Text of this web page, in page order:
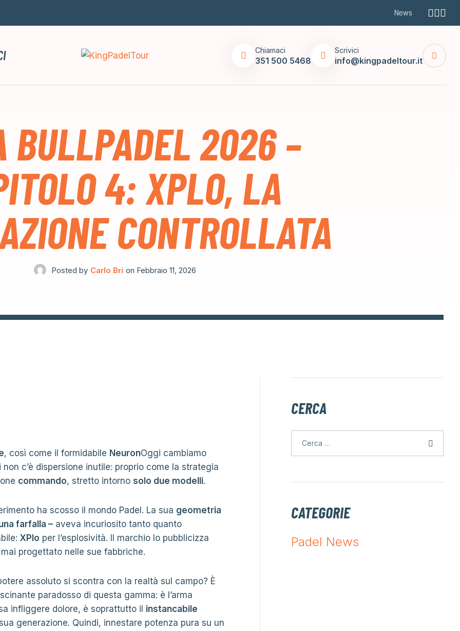
News
Chiamaci
351 500 5468
Scrivici
info@kingpadeltour.it
BULLPADEL 2026 –
4: XPLO, LA
CONTROLLATA
Posted by Carlo Bri on Febbraio 11, 2026
, così come il formidabile NeuronOggi cambiamo
non c’è dispersione inutile: proprio come la strategia
commando, stretto intorno solo due modelli.
ha scosso il mondo Padel. La sua geometria
farfalla – aveva incuriosito tanto quanto
XPlo per l’esplosività. Il marchio lo pubblicizza
progettato nelle sue fabbriche.
assoluto si scontra con la realtà sul campo? È
paradosso di questa gamma: è l’arma
infliggere dolore, è soprattutto il instancabile
generazione. Quindi, innestare potenza pura su un
CERCA
CATEGORIE
Padel News